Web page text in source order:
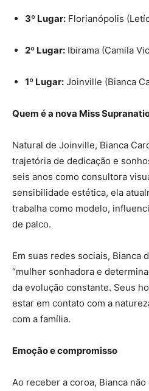
3º Lugar: Florianópolis
2º Lugar: Ibirama (Camila
1º Lugar: Joinville (Bianca
Quem é a nova Miss
Natural de Joinville, Bianca
trajetória de dedicação e
seis anos como consultora
sensibilidade estética, ela
trabalha como modelo,
de palco.
Em suas redes sociais, Bianca
“mulher sonhadora e
da evolução constante. Seus
estar em contato com a
com a família.
Emoção e compromisso
Ao receber a coroa, Bianca não